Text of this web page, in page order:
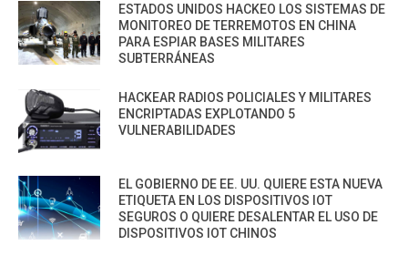
ESTADOS UNIDOS HACKEO LOS SISTEMAS DE
MONITOREO DE TERREMOTOS EN CHINA
PARA ESPIAR BASES MILITARES
SUBTERRÁNEAS
HACKEAR RADIOS POLICIALES Y MILITARES
ENCRIPTADAS EXPLOTANDO 5
VULNERABILIDADES
EL GOBIERNO DE EE. UU. QUIERE ESTA NUEVA
ETIQUETA EN LOS DISPOSITIVOS IOT
SEGUROS O QUIERE DESALENTAR EL USO DE
DISPOSITIVOS IOT CHINOS